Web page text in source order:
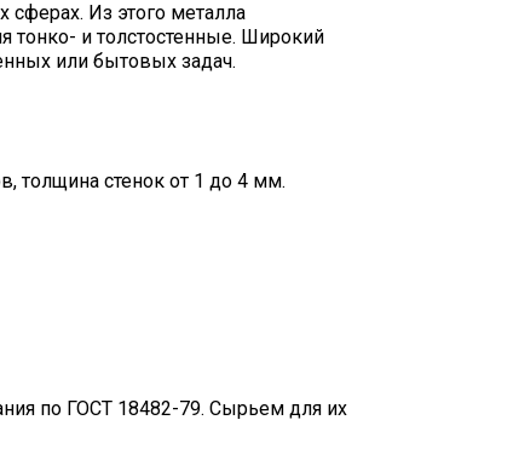
сферах. Из этого металла
тонко- и толстостенные. Широкий
или бытовых задач.
толщина стенок от 1 до 4 мм.
по ГОСТ 18482-79. Сырьем для их